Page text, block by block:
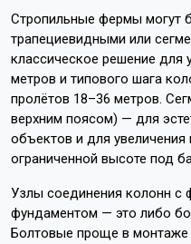
Стропильные фермы могут
трапециевидными или
классическое решение для
метров и типового шага
пролётов 18–36 метров.
верхним поясом) — для
объектов и для увеличения
ограниченной высоте под
Узлы соединения колонн с
фундаментом — это либо
Болтовые проще в монтаже